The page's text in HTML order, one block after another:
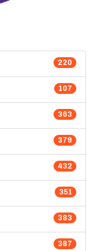
220
107
363
379
432
351
383
387